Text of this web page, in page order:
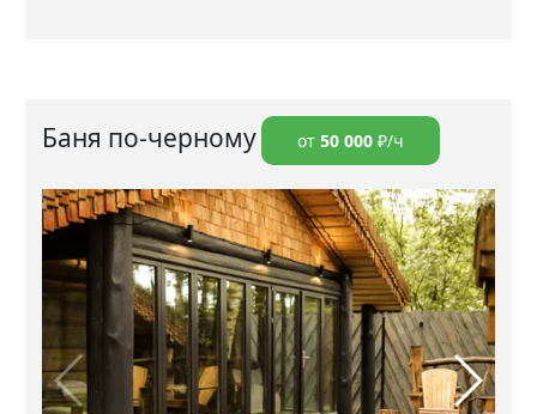
Баня по-черному от 50 000 ₽/ч